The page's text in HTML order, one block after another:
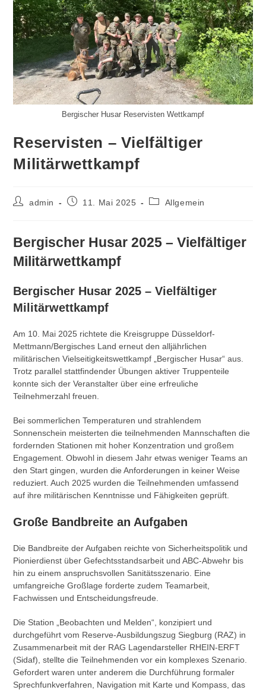
Bergischer Husar Reservisten Wettkampf
Reservisten – Vielfältiger
Militärwettkampf
Beitrags-
admin
Beitrag11. Mai 2025
Beitrags-
Allgemein
Bergischer Husar 2025 – Vielfältiger
Militärwettkampf
Bergischer Husar 2025 – Vielfältiger
Militärwettkampf
Am 10. Mai 2025 richtete die Kreisgruppe Düsseldorf-
Mettmann/Bergisches Land erneut den alljährlichen
militärischen Vielseitigkeitswettkampf „Bergischer Husar“ aus.
Trotz parallel stattfindender Übungen aktiver Truppenteile
konnte sich der Veranstalter über eine erfreuliche
Teilnehmerzahl freuen.
Bei sommerlichen Temperaturen und strahlendem
Sonnenschein meisterten die teilnehmenden Mannschaften die
fordernden Stationen mit hoher Konzentration und großem
Engagement. Obwohl in diesem Jahr etwas weniger Teams an
den Start gingen, wurden die Anforderungen in keiner Weise
reduziert. Auch 2025 wurden die Teilnehmenden umfassend
auf ihre militärischen Kenntnisse und Fähigkeiten geprüft.
Große Bandbreite an Aufgaben
Die Bandbreite der Aufgaben reichte von Sicherheitspolitik und
Pionierdienst über Gefechtsstandsarbeit und ABC-Abwehr bis
hin zu einem anspruchsvollen Sanitätsszenario. Eine
umfangreiche Großlage forderte zudem Teamarbeit,
Fachwissen und Entscheidungsfreude.
Die Station „Beobachten und Melden“, konzipiert und
durchgeführt vom Reserve-Ausbildungszug Siegburg (RAZ) in
Zusammenarbeit mit der RAG Lagendarsteller RHEIN-ERFT
(Sidaf), stellte die Teilnehmenden vor ein komplexes Szenario.
Gefordert waren unter anderem die Durchführung formaler
Sprechfunkverfahren, Navigation mit Karte und Kompass, das